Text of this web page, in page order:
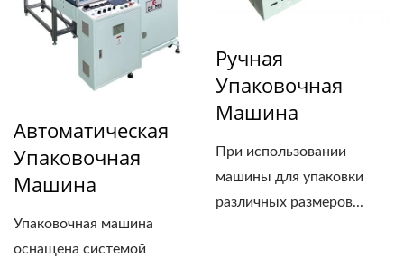
Автоматическая
Упаковочная
Машина
Упаковочная машина
оснащена системой
Ручная
Упаковочная
Машина
При использовании
машины для упаковки
различных размеров...